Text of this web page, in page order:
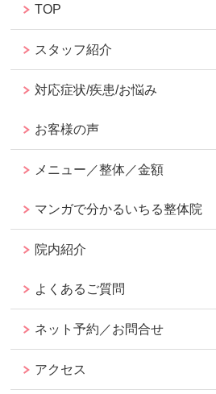
TOP
スタッフ紹介
対応症状/疾患/お悩み
お客様の声
メニュー／整体／金額
マンガで分かるいちる整体院
院内紹介
よくあるご質問
ネット予約／お問合せ
アクセス